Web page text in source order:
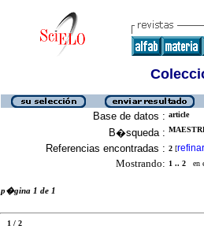
Base de datos : article
B�squeda :
Referencias encontradas : 2 [refinar
Mostrando: 1 .. 2 en
p�gina 1 de 1
1 / 2